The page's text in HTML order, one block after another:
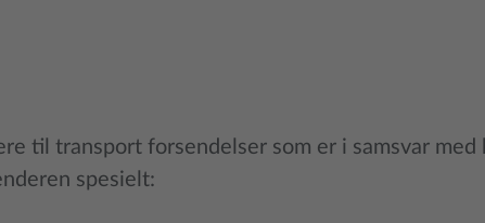
til transport forsendelser som er i samsvar med
spesielt: